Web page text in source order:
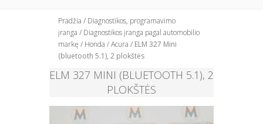
Pradžia / Diagnostikos, programavimo
įranga / Diagnostikos įranga pagal automobilio
markę / Honda / Acura / ELM 327 Mini
(bluetooth 5.1), 2 plokštės
ELM 327 MINI (BLUETOOTH 5.1), 2
PLOKŠTĖS